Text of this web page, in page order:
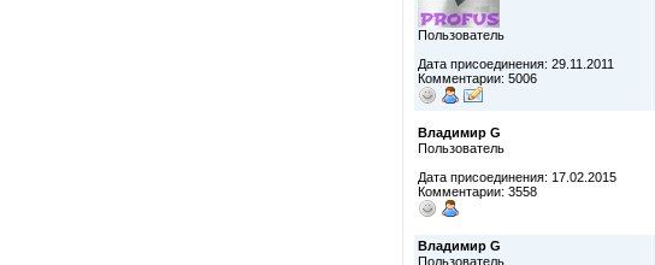
Пользователь
Дата присоединения: 29.11.2011
Комментарии: 5006
Владимир G
Пользователь
Дата присоединения: 17.02.2015
Комментарии: 3558
Владимир G
Пользователь